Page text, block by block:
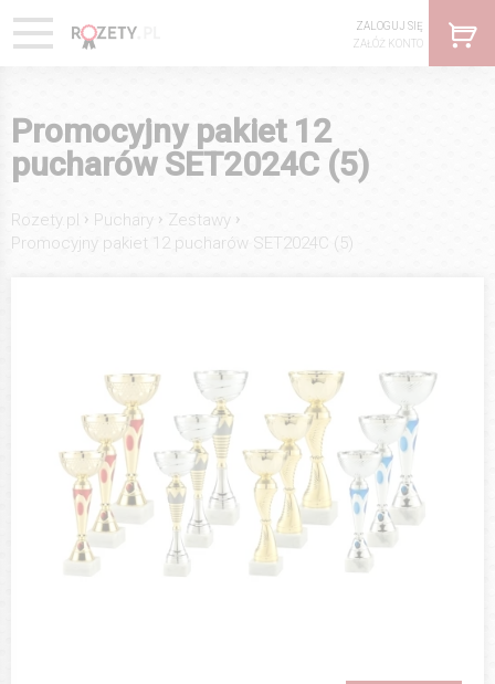
ZALOGUJ SIĘ
ZAŁÓŻ KONTO
Promocyjny pakiet 12
pucharów SET2024C (5)
Rozety.pl › Puchary › Zestawy ›
Promocyjny pakiet 12 pucharów SET2024C (5)